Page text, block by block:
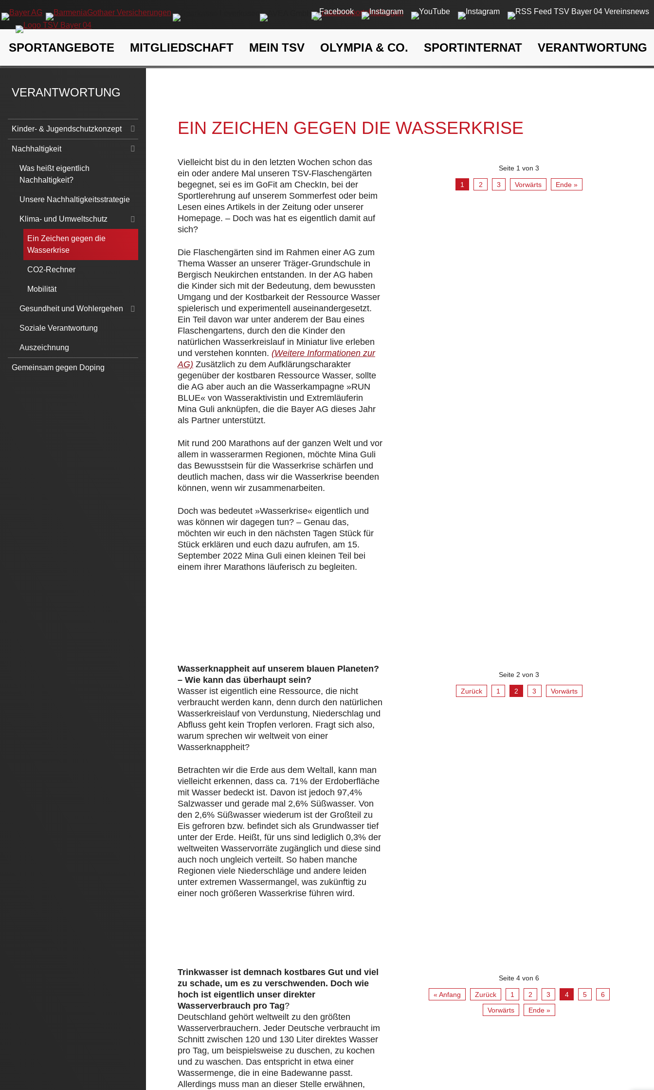
Navigation
überspringen
SPORTANGEBOTE MITGLIEDSCHAFT MEIN TSV OLYMPIA & CO. SPORTINTERNAT VERANTWORTUNG
EIN ZEICHEN GEGEN DIE WASSERKRISE
Vielleicht bist du in den letzten Wochen schon das
ein oder andere Mal unseren TSV-Flaschengärten
begegnet, sei es im GoFit am CheckIn, bei der
Sportlerehrung auf unserem Sommerfest oder beim
Lesen eines Artikels in der Zeitung oder unserer
Homepage. – Doch was hat es eigentlich damit auf
sich?
Die Flaschengärten sind im Rahmen einer AG zum
Thema Wasser an unserer Träger-Grundschule in
Bergisch Neukirchen entstanden. In der AG haben
die Kinder sich mit der Bedeutung, dem bewussten
Umgang und der Kostbarkeit der Ressource Wasser
spielerisch und experimentell auseinandergesetzt.
Ein Teil davon war unter anderem der Bau eines
Flaschengartens, durch den die Kinder den
natürlichen Wasserkreislauf in Miniatur live erleben
und verstehen konnten. (Weitere Informationen zur
AG) Zusätzlich zu dem Aufklärungscharakter
gegenüber der kostbaren Ressource Wasser, sollte
die AG aber auch an die Wasserkampagne »RUN
BLUE« von Wasseraktivistin und Extremläuferin
Mina Guli anknüpfen, die die Bayer AG dieses Jahr
als Partner unterstützt.
Mit rund 200 Marathons auf der ganzen Welt und vor
allem in wasserarmen Regionen, möchte Mina Guli
das Bewusstsein für die Wasserkrise schärfen und
deutlich machen, dass wir die Wasserkrise beenden
können, wenn wir zusammenarbeiten.
Doch was bedeutet »Wasserkrise« eigentlich und
was können wir dagegen tun? – Genau das,
möchten wir euch in den nächsten Tagen Stück für
Stück erklären und euch dazu aufrufen, am 15.
September 2022 Mina Guli einen kleinen Teil bei
einem ihrer Marathons läuferisch zu begleiten.
Seite 1 von 3
1 2 3 Vorwärts Ende »
Wasserknappheit auf unserem blauen Planeten?
– Wie kann das überhaupt sein?
Wasser ist eigentlich eine Ressource, die nicht
verbraucht werden kann, denn durch den natürlichen
Wasserkreislauf von Verdunstung, Niederschlag und
Abfluss geht kein Tropfen verloren. Fragt sich also,
warum sprechen wir weltweit von einer
Wasserknappheit?
Betrachten wir die Erde aus dem Weltall, kann man
vielleicht erkennen, dass ca. 71% der Erdoberfläche
mit Wasser bedeckt ist. Davon ist jedoch 97,4%
Salzwasser und gerade mal 2,6% Süßwasser. Von
den 2,6% Süßwasser wiederum ist der Großteil zu
Eis gefroren bzw. befindet sich als Grundwasser tief
unter der Erde. Heißt, für uns sind lediglich 0,3% der
weltweiten Wasservorräte zugänglich und diese sind
auch noch ungleich verteilt. So haben manche
Regionen viele Niederschläge und andere leiden
unter extremen Wassermangel, was zukünftig zu
einer noch größeren Wasserkrise führen wird.
Seite 2 von 3
Zurück 1 2 3 Vorwärts
Trinkwasser ist demnach kostbares Gut und viel
zu schade, um es zu verschwenden. Doch wie
hoch ist eigentlich unser direkter
Wasserverbrauch pro Tag?
Deutschland gehört weltweilt zu den größten
Wasserverbrauchern. Jeder Deutsche verbraucht im
Schnitt zwischen 120 und 130 Liter direktes Wasser
pro Tag, um beispielsweise zu duschen, zu kochen
und zu waschen. Das entspricht in etwa einer
Wassermenge, die in eine Badewanne passt.
Allerdings muss man an dieser Stelle erwähnen,
Seite 4 von 6
« Anfang Zurück 1 2 3 4 5
6
Vorwärts
Ende »
VERANTWORTUNG
Navigation
überspringen
Kinder- & Jugendschutzkonzept
Nachhaltigkeit
Was heißt eigentlich
Nachhaltigkeit?
Unsere Nachhaltigkeitsstrategie
Klima- und Umweltschutz
Ein Zeichen gegen die
Wasserkrise
CO2-Rechner
Mobilität
Gesundheit und Wohlergehen
Soziale Verantwortung
Auszeichnung
Gemeinsam gegen Doping